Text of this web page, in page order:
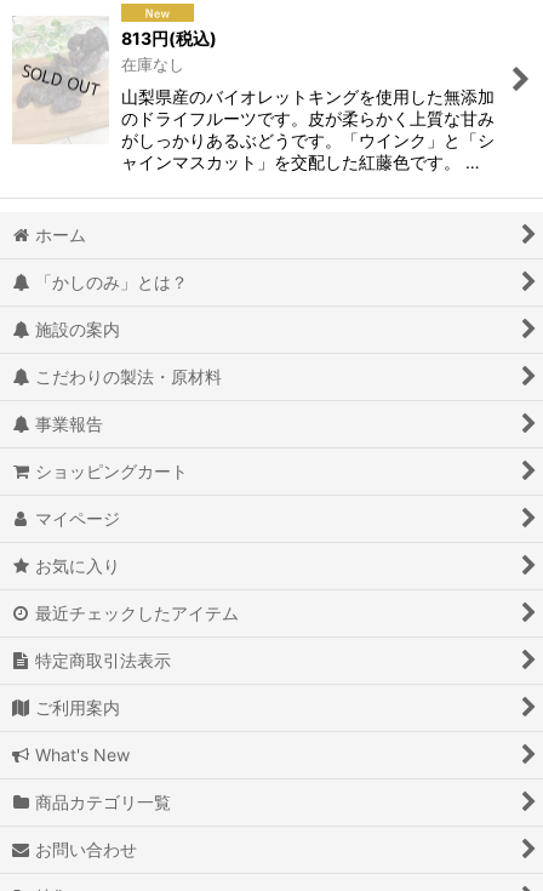
813円(税込)
在庫なし
山梨県産のバイオレットキングを使用した無添加
のドライフルーツです。皮が柔らかく上質な甘み
がしっかりあるぶどうです。「ウインク」と「シ
ャインマスカット」を交配した紅藤色です。 …
ホーム
「かしのみ」とは？
施設の案内
こだわりの製法・原材料
事業報告
ショッピングカート
マイページ
お気に入り
最近チェックしたアイテム
特定商取引法表示
ご利用案内
What's New
商品カテゴリ一覧
お問い合わせ